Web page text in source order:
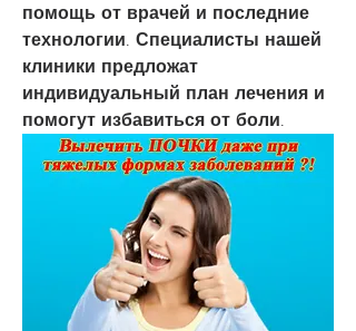
помощь от врачей и последние
технологии. Специалисты нашей
клиники предложат
индивидуальный план лечения и
помогут избавиться от боли.